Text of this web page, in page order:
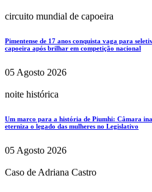
circuito mundial de capoeira
Pimentense de 17 anos conquista vaga para
capoeira após brilhar em competição nacional
05 Agosto 2026
noite histórica
Um marco para a história de Piumhi: Câmara
eterniza o legado das mulheres no Legislativo
05 Agosto 2026
Caso de Adriana Castro